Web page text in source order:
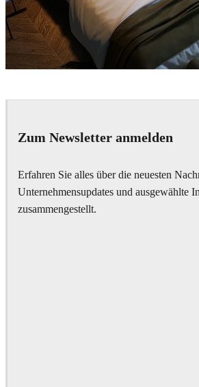
Zum Newsletter anmelden
Erfahren Sie alles über die neuesten
Unternehmensupdates und ausgewählte
zusammengestellt.